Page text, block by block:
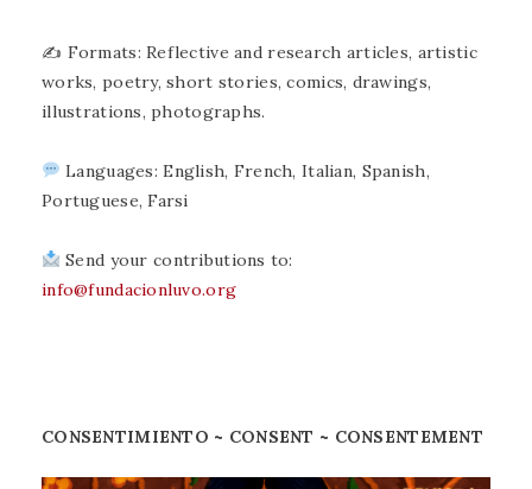
✍ Formats: Reflective and research articles, artistic
works, poetry, short stories, comics, drawings,
illustrations, photographs.
Languages: English, French, Italian, Spanish,
Portuguese, Farsi
Send your contributions to:
info@fundacionluvo.org
CONSENTIMIENTO ~ CONSENT ~ CONSENTEMENT